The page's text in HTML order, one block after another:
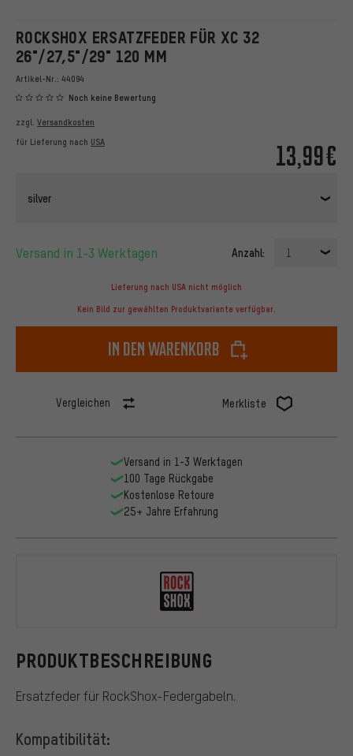
ROCKSHOX ERSATZFEDER FÜR XC 32
26"/27,5"/29" 120 MM
Artikel-Nr.: 44094
Noch keine Bewertung
13,99€
zzgl. Versandkosten
für Lieferung nach USA
silver
Versand in 1-3 Werktagen Anzahl: 1
Lieferung nach USA nicht möglich
Kein Bild zur gewählten Produktvariante verfügbar.
In den Warenkorb
Vergleichen Merkliste
PRODUKTBESCHREIBUNG
Ersatzfeder für RockShox-Federgabeln.
Kompatibilität:
Versand in 1-3 Werktagen
100 Tage Rückgabe
Kostenlose Retoure
25+ Jahre Erfahrung